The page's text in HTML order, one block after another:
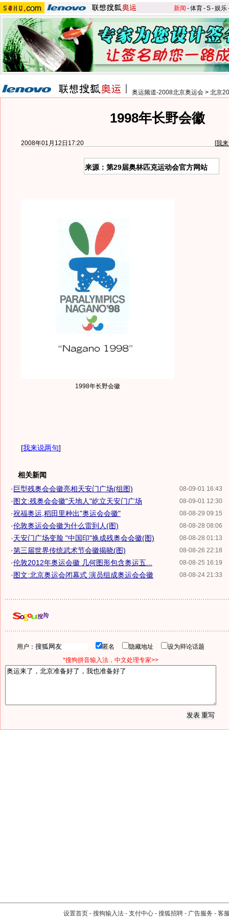
新闻 -体育-S-娱乐
奥运频道-2008北京奥运会 > 北京
1998年长野会徽
2008年01月12日17:20 [我
来源：第29届奥林匹克运动会官方网站
1998年长野会徽
[我来说两句]
相关新闻
08-09-01 16:43
·巨型残奥会会徽亮相天安门广场(组图)
08-09-01 12:30
·图文:残奥会会徽"天地人"屹立天安门广场
08-08-29 09:15
·祝福奥运,稻田里种出"奥运会会徽"
08-08-28 08:06
·伦敦奥运会会徽为什么雷到人(图)
08-08-28 01:13
·天安门广场变脸 "中国印"换成残奥会会徽(图)
08-08-26 22:18
·第三届世界传统武术节会徽揭晓(图)
08-08-25 16:19
·伦敦2012年奥运会徽 几何图形包含奥运五...
08-08-24 21:33
·图文:北京奥运会闭幕式 演员组成奥运会会徽
用户： 匿名 隐藏地址
设为辩论话题
*搜狗拼音输入法，中文处理专家>>
设置首页 - 搜狗输入法 - 支付中心 - 搜狐招聘 - 广告服务 - 客